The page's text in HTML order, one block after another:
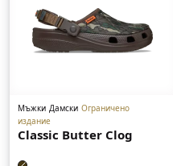
Мъжки Дамски Ограничено
издание
Classic Butter Clog